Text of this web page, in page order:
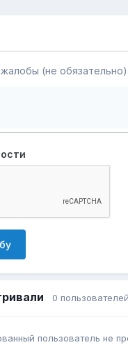
(не обязательно).
0 пользователей
пользователь не